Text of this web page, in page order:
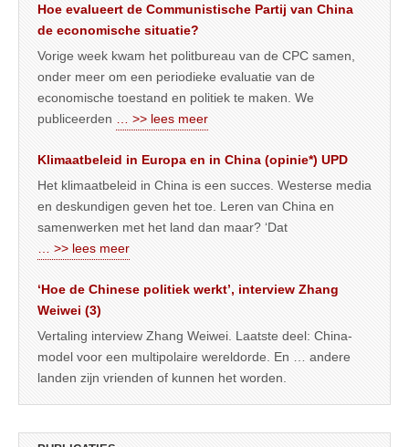
Hoe evalueert de Communistische Partij van China
de economische situatie?
Vorige week kwam het politbureau van de CPC samen,
onder meer om een periodieke evaluatie van de
economische toestand en politiek te maken. We
publiceerden
… >> lees meer
Klimaatbeleid in Europa en in China (opinie*) UPD
Het klimaatbeleid in China is een succes. Westerse media
en deskundigen geven het toe. Leren van China en
samenwerken met het land dan maar? ‘Dat
… >> lees meer
‘Hoe de Chinese politiek werkt’, interview Zhang
Weiwei (3)
Vertaling interview Zhang Weiwei. Laatste deel: China-
model voor een multipolaire wereldorde. En … andere
landen zijn vrienden of kunnen het worden.